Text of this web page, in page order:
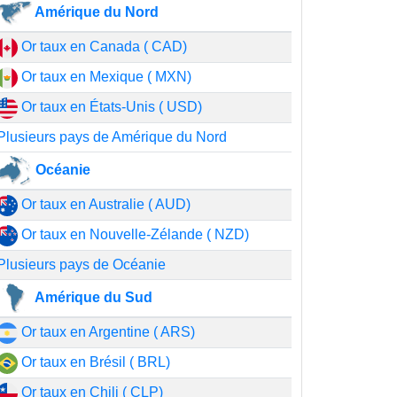
Amérique du Nord
Or taux en Canada ( CAD)
Or taux en Mexique ( MXN)
Or taux en États-Unis ( USD)
pays de Amérique du Nord
Océanie
Or taux en Australie ( AUD)
Or taux en Nouvelle-Zélande ( NZD)
pays de Océanie
Amérique du Sud
Or taux en Argentine ( ARS)
Or taux en Brésil ( BRL)
Or taux en Chili ( CLP)